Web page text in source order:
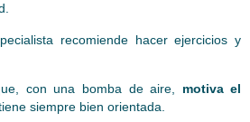
recomiende hacer ejercicios y
con una bomba de aire, motiva el
siempre bien orientada.